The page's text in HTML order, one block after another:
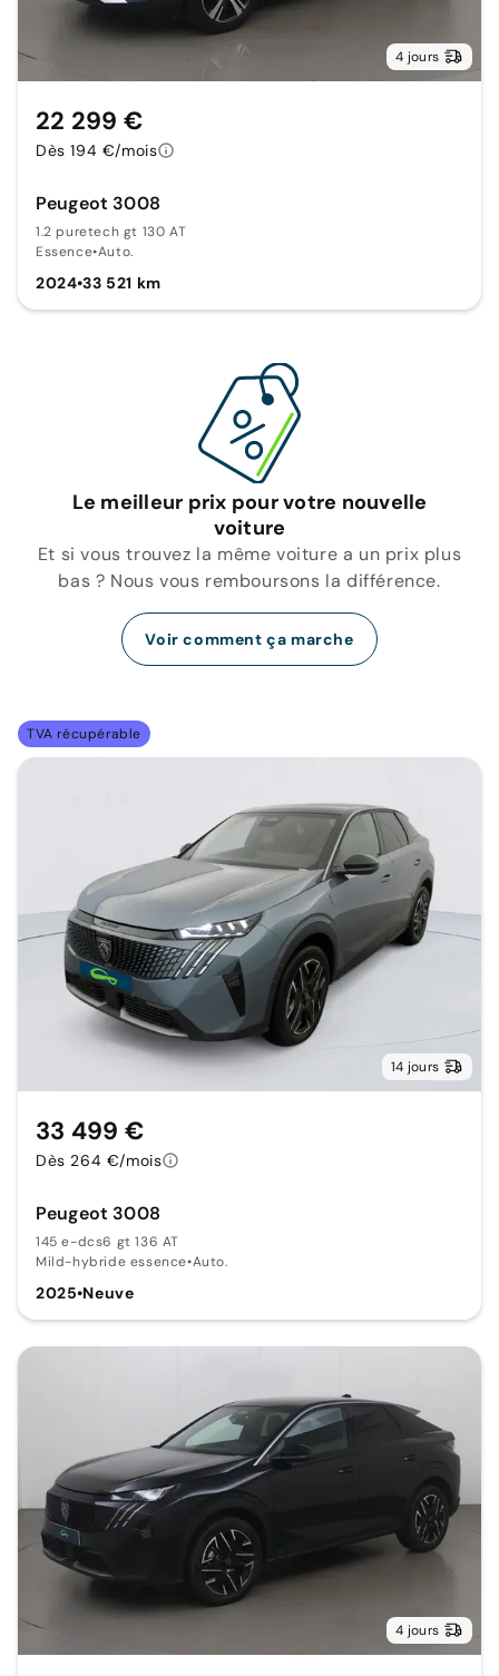
4 jours
Peugeot 3008
1.2 puretech gt 130 AT
Essence•Auto.
2024•33 521 km
22 299 €
Dès 194 €/mois
Le meilleur prix pour votre nouvelle
voiture
Et si vous trouvez la même voiture a un prix plus
bas ? Nous vous remboursons la différence.
Voir comment ça marche
TVA récupérable
14 jours
Peugeot 3008
145 e-dcs6 gt 136 AT
Mild-hybride essence•Auto.
2025•Neuve
33 499 €
Dès 264 €/mois
4 jours